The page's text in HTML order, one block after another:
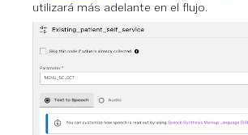
utilizará más adelante en el flujo.